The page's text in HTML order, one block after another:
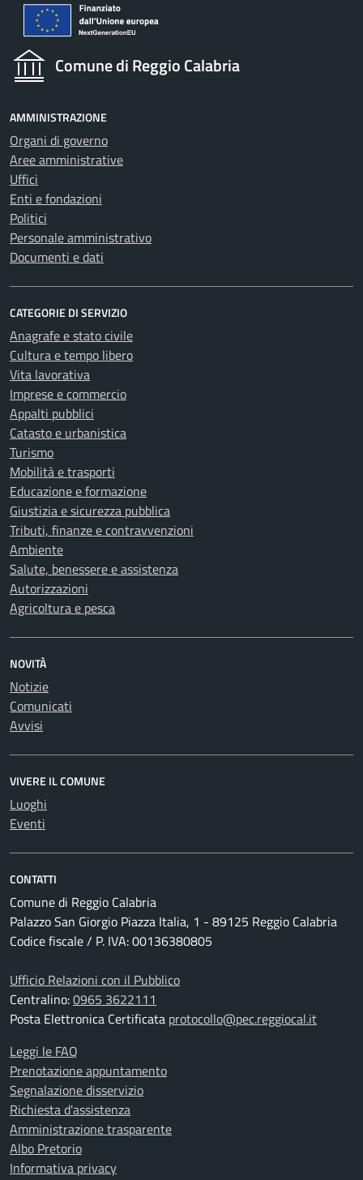
Comune di Reggio Calabria
AMMINISTRAZIONE
Organi di governo
Aree amministrative
Uffici
Enti e fondazioni
Politici
Personale amministrativo
Documenti e dati
CATEGORIE DI SERVIZIO
Anagrafe e stato civile
Cultura e tempo libero
Vita lavorativa
Imprese e commercio
Appalti pubblici
Catasto e urbanistica
Turismo
Mobilità e trasporti
Educazione e formazione
Giustizia e sicurezza pubblica
Tributi, finanze e contravvenzioni
Ambiente
Salute, benessere e assistenza
Autorizzazioni
Agricoltura e pesca
NOVITÀ
Notizie
Comunicati
Avvisi
VIVERE IL COMUNE
Luoghi
Eventi
CONTATTI
Comune di Reggio Calabria
Palazzo San Giorgio Piazza Italia, 1 - 89125 Reggio Calabria
Codice fiscale / P. IVA: 00136380805
Ufficio Relazioni con il Pubblico
Centralino:0965 3622111
Posta Elettronica Certificata protocollo@pec.reggiocal.it
Leggi le FAQ
Prenotazione appuntamento
Segnalazione disservizio
Richiesta d'assistenza
Amministrazione trasparente
Albo Pretorio
Informativa privacy